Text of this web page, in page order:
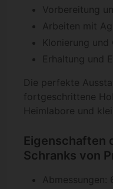
Vorbereitung
Arbeiten mit
Klonierung und
Erhaltung und
Die perfekte
fortgeschrittene
Heimlabore und
Eigenschaften
Schranks von